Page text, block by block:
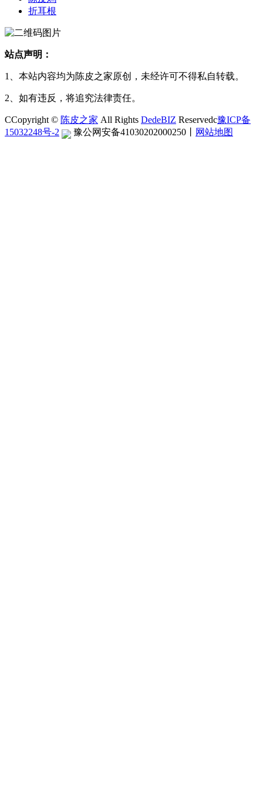
折耳根
站点声明：
1、本站内容均为陈皮之家原创，未经许可不得私自转载。
2、如有违反，将追究法律责任。
CCopyright © 陈皮之家 All Rights DedeBIZ Reservedc豫ICP备
15032248号-2
豫公网安备41030202000250 网站地图